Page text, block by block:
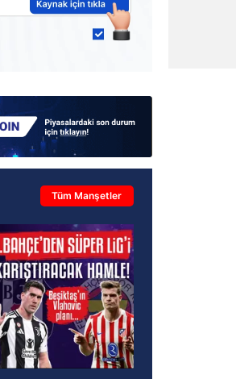
Tüm Manşetler